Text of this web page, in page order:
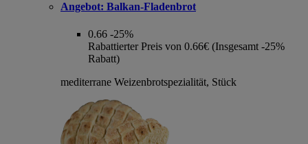
Angebot: Balkan-Fladenbrot
0.66 -25%
Rabattierter Preis von 0.66€ (Insgesamt -25%
Rabatt)
mediterrane Weizenbrotspezialität, Stück